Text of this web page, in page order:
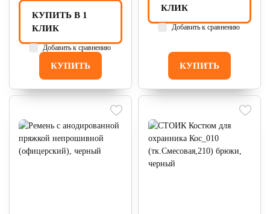
КУПИТЬ
КУПИТЬ В 1
КЛИК
Добавить к сравнению
КУПИТЬ
КЛИК
Добавить к сравнению